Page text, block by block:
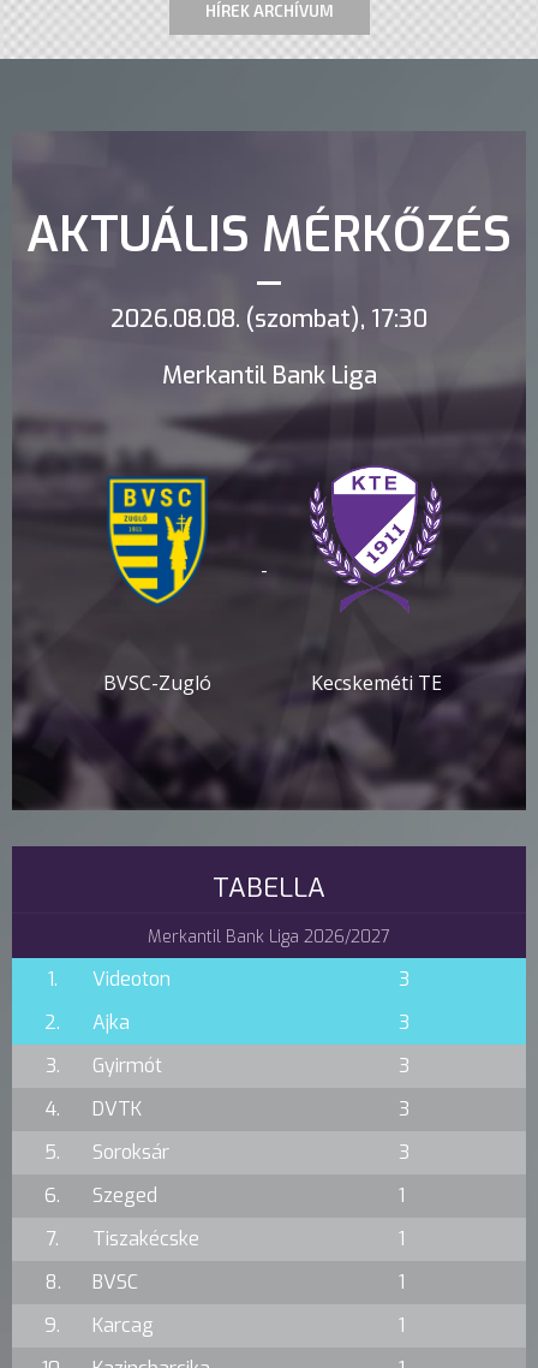
HÍREK ARCHÍVUM
AKTUÁLIS MÉRKŐZÉS
2026.08.08. (szombat), 17:30
Merkantil Bank Liga
BVSC-Zugló
-
Kecskeméti TE
TABELLA
Merkantil Bank Liga 2026/2027
1. Videoton
3
2.
Ajka
3
3.
Gyirmót
3
4.
DVTK
3
5.
Soroksár
3
6.
Szeged
1
7.
Tiszakécske
1
8.
BVSC
1
9.
Karcag
1